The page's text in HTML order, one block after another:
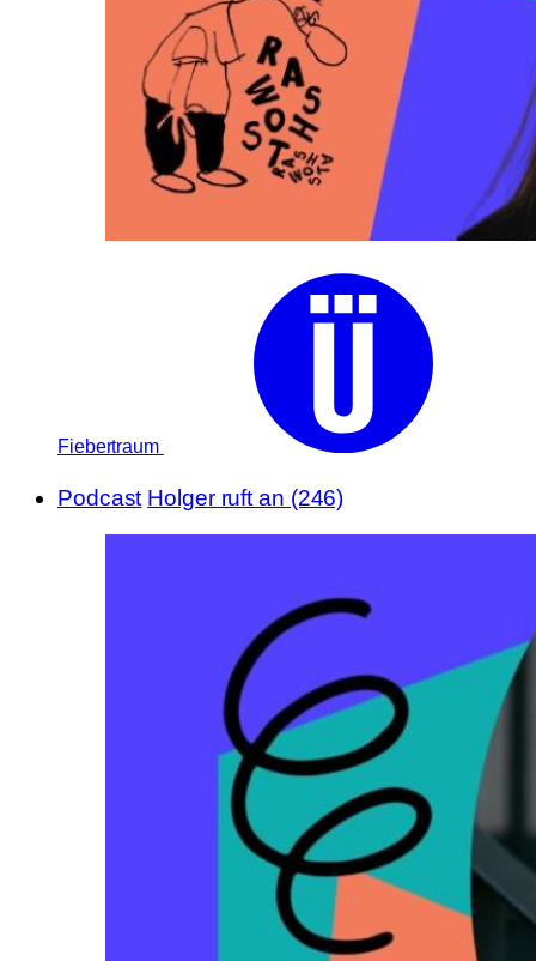
Fiebertraum
Podcast Holger ruft an (246)